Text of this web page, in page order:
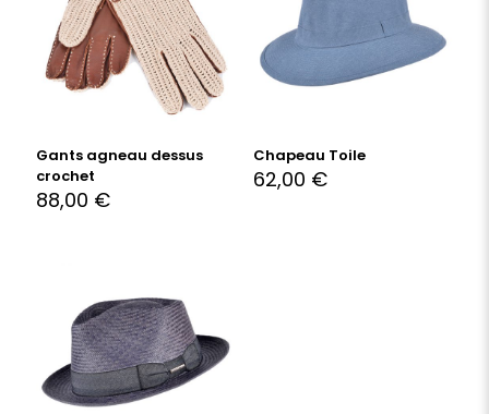
Gants agneau dessus
crochet
88,00 €
Chapeau Toile
62,00 €